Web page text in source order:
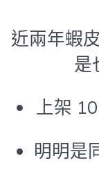
近兩年蝦
是
上架
明明是